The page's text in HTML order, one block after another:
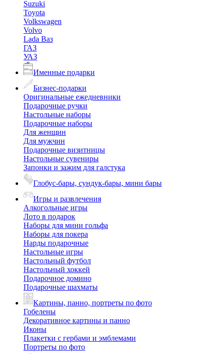
Suzuki
Toyota
Volkswagen
Volvo
Lada Ваз
ГАЗ
УАЗ
Именные подарки
Бизнес-подарки
Оригинальные ежедневники
Подарочные ручки
Настольные наборы
Подарочные наборы
Для женщин
Для мужчин
Подарочные визитницы
Настольные сувениры
Запонки и зажим для галстука
Глобус-бары, сундук-бары, мини бары
Игры и развлечения
Алкогольные игры
Лото в подарок
Наборы для мини гольфа
Наборы для покера
Нарды подарочные
Настольные игры
Настольный футбол
Настольный хоккей
Подарочное домино
Подарочные шахматы
Картины, панно, портреты по фото
Гобелены
Декоративное картины и панно
Иконы
Плакетки с гербами и эмблемами
Портреты по фото